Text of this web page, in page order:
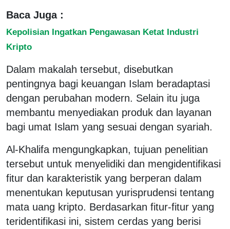
Baca Juga :
Kepolisian Ingatkan Pengawasan Ketat Industri
Kripto
Dalam makalah tersebut, disebutkan
pentingnya bagi keuangan Islam beradaptasi
dengan perubahan modern. Selain itu juga
membantu menyediakan produk dan layanan
bagi umat Islam yang sesuai dengan syariah.
Al-Khalifa mengungkapkan, tujuan penelitian
tersebut untuk menyelidiki dan mengidentifikasi
fitur dan karakteristik yang berperan dalam
menentukan keputusan yurisprudensi tentang
mata uang kripto. Berdasarkan fitur-fitur yang
teridentifikasi ini, sistem cerdas yang berisi